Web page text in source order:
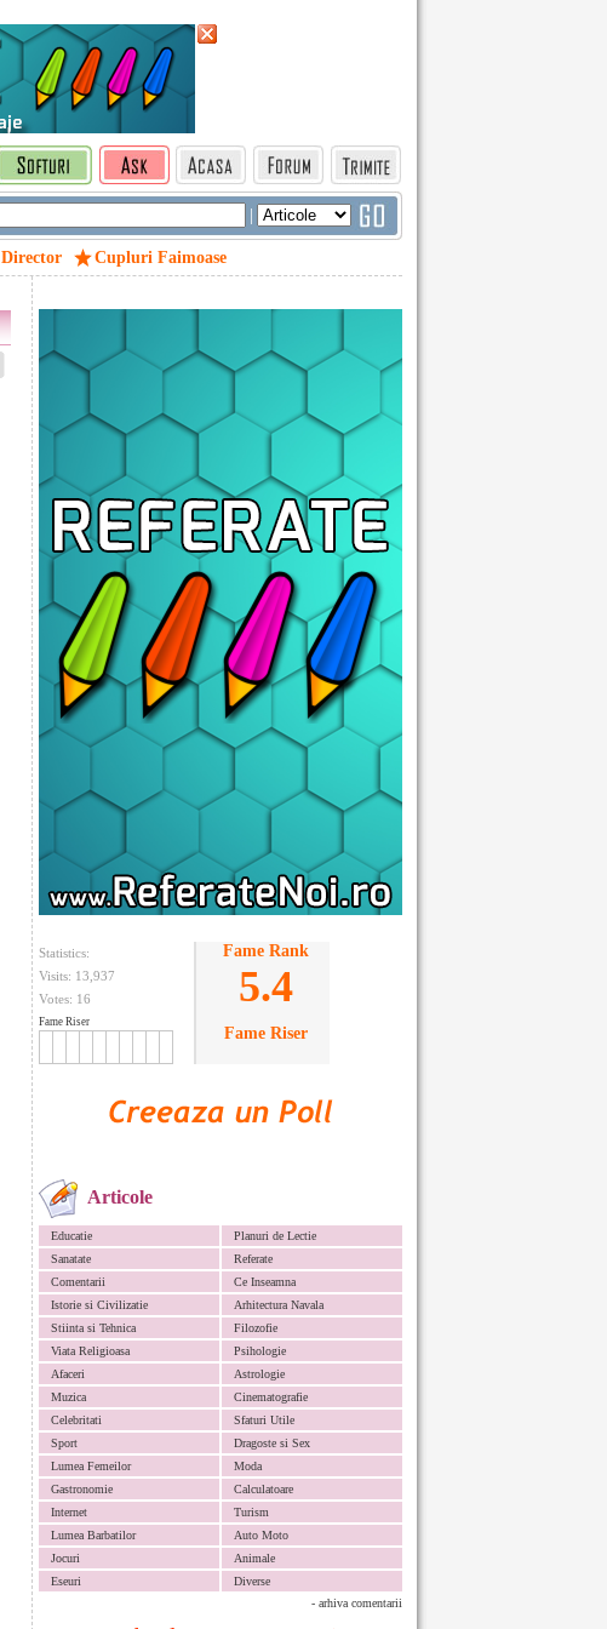
|
Director Cupluri Faimoase
Statistics:
Visits: 13,937
Votes: 16
Fame Riser
Fame Rank
5.4
Fame Riser
Articole
Educatie
Planuri de Lectie
Sanatate
Referate
Comentarii
Ce Inseamna
Istorie si Civilizatie
Arhitectura Navala
Stiinta si Tehnica
Filozofie
Viata Religioasa
Psihologie
Afaceri
Astrologie
Muzica
Cinematografie
Celebritati
Sfaturi Utile
Sport
Dragoste si Sex
Lumea Femeilor
Moda
Gastronomie
Calculatoare
Internet
Turism
Lumea Barbatilor
Auto Moto
Jocuri
Animale
Eseuri
Diverse
- arhiva comentarii